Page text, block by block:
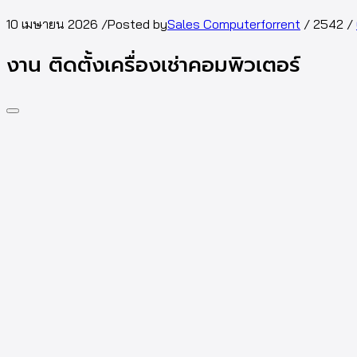
10 เมษายน 2026 /Posted bySales Computerforrent / 2542 /
งาน ติดตั้งเครื่องเช่าคอมพิวเตอร์